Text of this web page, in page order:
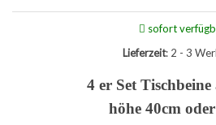
sofort
Lieferzeit: 2 - 3
4 er Set Tischbeine
höhe 40cm